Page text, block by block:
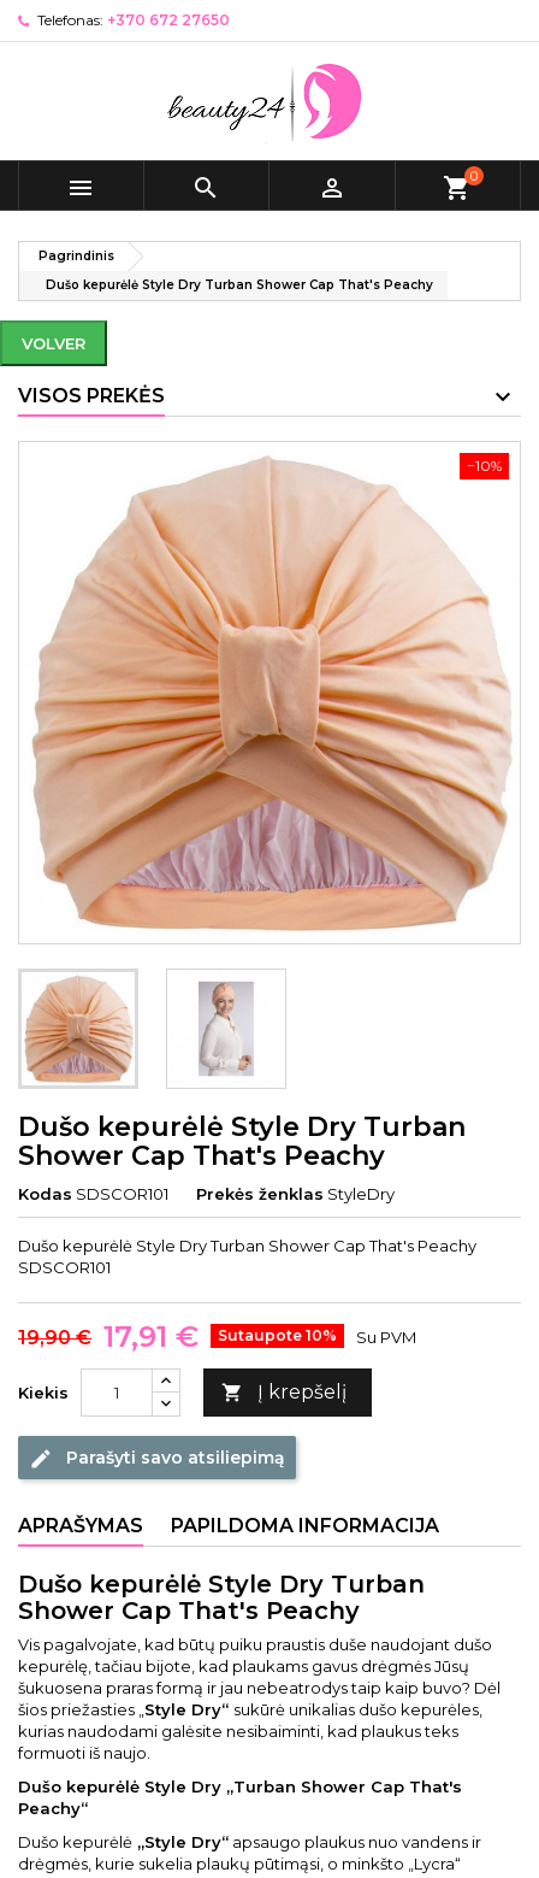
Telefonas: +370 672 27650
   shopping_cart0
Pagrindinis
Dušo kepurėlė Style Dry Turban Shower Cap That's Peachy
VOLVER
VISOS PREKĖS
−10%
Dušo kepurėlė Style Dry Turban
Shower Cap That's Peachy
Kodas SDSCOR101 Prekės ženklas StyleDry
Dušo kepurėlė Style Dry Turban Shower Cap That's Peachy
SDSCOR101
19,90 € 17,91 € Sutaupote 10% Su PVM
Kiekis  Į krepšelį
edit Parašyti savo atsiliepimą
APRAŠYMAS PAPILDOMA INFORMACIJA
Dušo kepurėlė Style Dry Turban
Shower Cap That's Peachy
Vis pagalvojate, kad būtų puiku praustis duše naudojant dušo
kepurėlę, tačiau bijote, kad plaukams gavus drėgmės Jūsų
šukuosena praras formą ir jau nebeatrodys taip kaip buvo? Dėl
šios priežasties „ Style Dry“ sukūrė unikalias dušo kepurėles,
kurias naudodami galėsite nesibaiminti, kad plaukus teks
formuoti iš naujo.
Dušo kepurėlė Style Dry „Turban Shower Cap That's
Peachy“
Dušo kepurėlė „Style Dry“ apsaugo plaukus nuo vandens ir
drėgmės, kurie sukelia plaukų pūtimąsi, o minkšto „Lycra“